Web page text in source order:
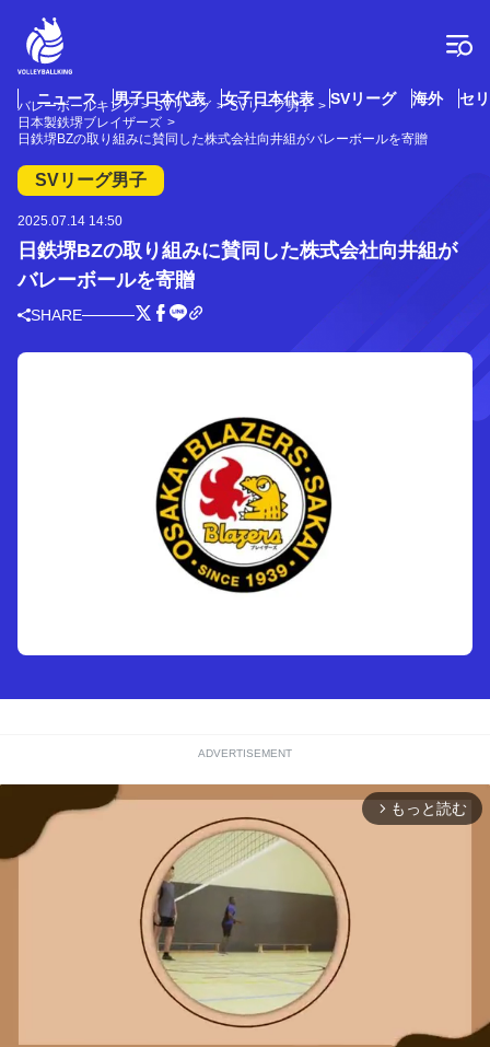
ニュース 男子日本代表 女子日本代表 SVリーグ 海外 セ
バレーボールキング SVリーグ
SVリーグ男子
日本製鉄堺ブレイザーズ
日鉄堺BZの取り組みに賛同した株式会社向井組がバレーボールを寄贈
SVリーグ男子
2025.07.14 14:50
日鉄堺BZの取り組みに賛同した株式会社向井組が
バレーボールを寄贈
SHARE
ADVERTISEMENT
arrow_forward_ios もっと読む